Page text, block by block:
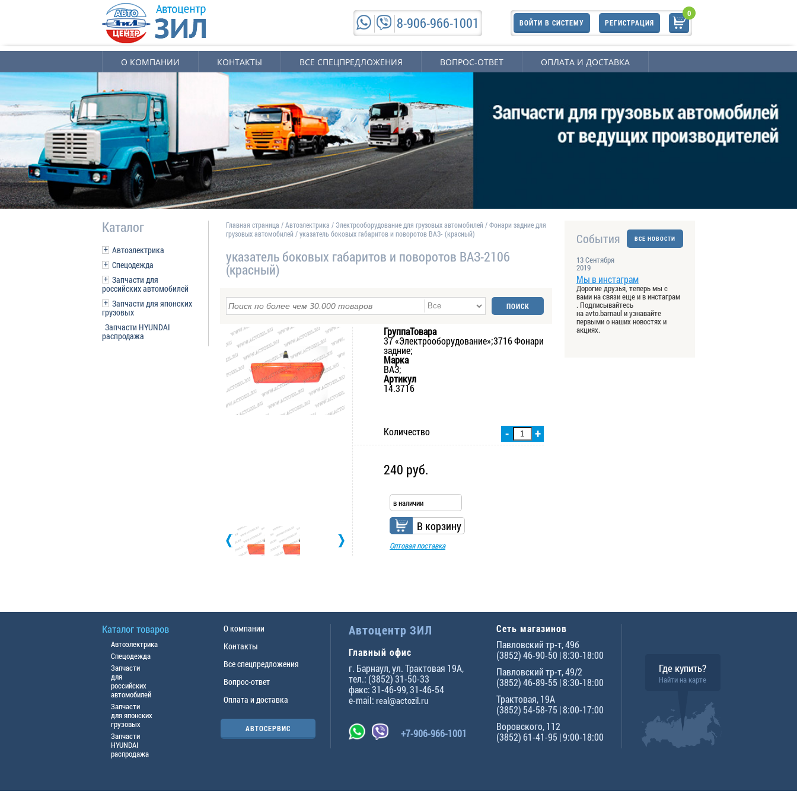
8-906-966-1001
0
ВОЙТИ В СИСТЕМУ РЕГИСТРАЦИЯ
О КОМПАНИИ КОНТАКТЫ ВСЕ СПЕЦПРЕДЛОЖЕНИЯ ВОПРОС-ОТВЕТ ОПЛАТА И ДОСТАВКА
Каталог
Автоэлектрика
Спецодежда
Запчасти для
российских автомобилей
Запчасти для японских
грузовых
Запчасти HYUNDAI
распродажа
ВСЕ НОВОСТИ
События
13 Сентября
2019
Мы в инстаграм
Дорогие друзья, теперь мы с
вами на связи еще и в инстаграм
. Подписывайтесь
на avto.barnaul и узнавайте
первыми о наших новостях и
акциях.
Главная страница /Автоэлектрика /Электрооборудование для грузовых автомобилей /Фонари задние для
грузовых автомобилей /указатель боковых габаритов и поворотов ВАЗ- (красный)
указатель боковых габаритов и поворотов ВАЗ-2106
(красный)
ГруппаТовара
37 «Электрооборудование»;3716 Фонари
задние;
Марка
ВАЗ;
Артикул
14.3716
+
-
Количество
240 руб.
в наличии
В корзину
Оптовая поставка
Каталог товаров
Автоэлектрика
Спецодежда
Запчасти
для
российских
автомобилей
Запчасти
для японских
грузовых
Запчасти
HYUNDAI
распродажа
О компании
Контакты
Все спецпредложения
Вопрос-ответ
Оплата и доставка
АВТОСЕРВИС
Автоцентр ЗИЛ
Главный офис
г. Барнаул,ул. Трактовая 19А,
тел.: (3852) 31-50-33
факс:31-46-99,31-46-54
e-mail: real@actozil.ru
+7-906-966-1001
Сеть магазинов
Павловский тр-т, 49б
(3852) 46-90-50 | 8:30-18:00
Павловский тр-т, 49/2
(3852) 46-89-55 | 8:30-18:00
Трактовая, 19А
(3852) 54-58-75 | 8:00-17:00
Воровского, 112
(3852) 61-41-95 | 9:00-18:00
Где купить?
Найти на карте